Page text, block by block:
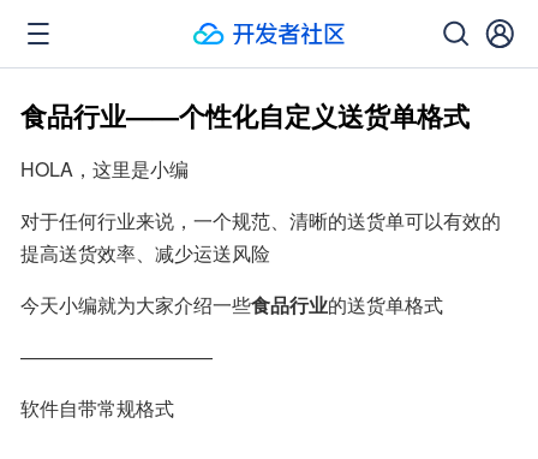
食品行业——个性化自定义送货单格式
HOLA，这里是小编
对于任何行业来说，一个规范、清晰的送货单可以有效的
提高送货效率、减少运送风险
今天小编就为大家介绍一些食品行业的送货单格式
——————————
软件自带常规格式